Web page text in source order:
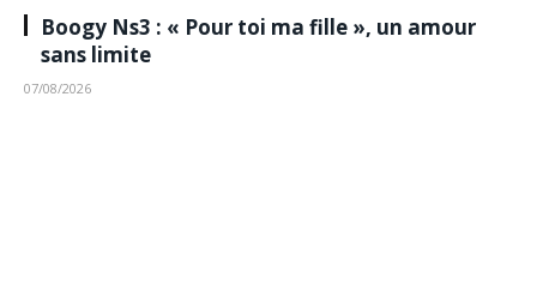
Boogy Ns3 : « Pour toi ma fille », un amour
sans limite
07/08/2026